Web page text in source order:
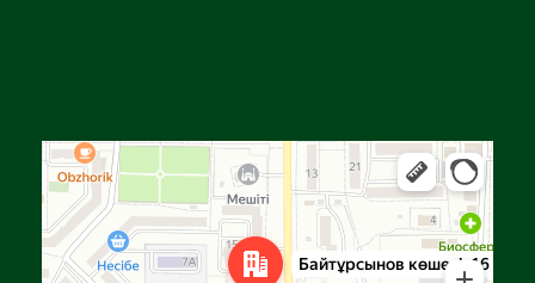
Яндекс Карталар — көлік, навигация, орындарды іздеу